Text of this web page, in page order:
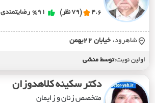
4.6 (79 نظر) %91 رضایتمندی
شاهرود، خيابان 22بهمن
اولین نوبت:توسط منشی
دکتر سکینه کلاهدوزان
متخصص زنان و زایمان